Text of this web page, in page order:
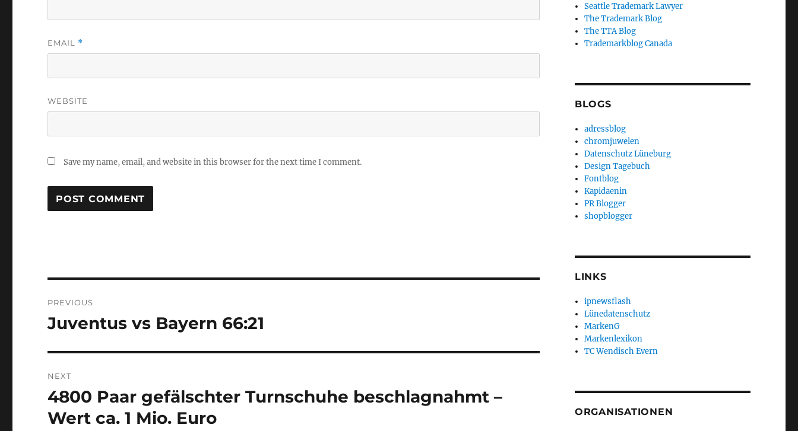
EMAIL *
WEBSITE
Save my name, email, and website in this browser for the next time I comment.
navigation
PREVIOUS
Previous
Juventus vs Bayern 66:21
NEXT
Next
post:
4800 Paar gefälschter Turnschuhe beschlagnahmt –
Wert ca. 1 Mio. Euro
Seattle Trademark Lawyer
The Trademark Blog
The TTA Blog
Trademarkblog Canada
BLOGS
adressblog
chromjuwelen
Datenschutz Lüneburg
Design Tagebuch
Fontblog
Kapidaenin
PR Blogger
shopblogger
LINKS
ipnewsflash
Lünedatenschutz
MarkenG
Markenlexikon
TC Wendisch Evern
ORGANISATIONEN